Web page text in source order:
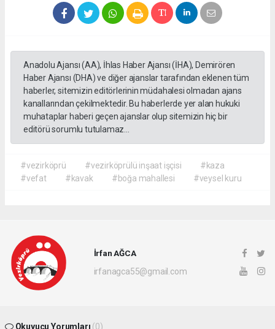
Anadolu Ajansı (AA), İhlas Haber Ajansı (İHA), Demirören
Haber Ajansı (DHA) ve diğer ajanslar tarafından eklenen tüm
haberler, sitemizin editörlerinin müdahalesi olmadan ajans
kanallarından çekilmektedir. Bu haberlerde yer alan hukuki
muhataplar haberi geçen ajanslar olup sitemizin hiç bir
editörü sorumlu tutulamaz...
#vezirköprü #vezirköprülü inşaat işçisi
#kaza
#vefat
#kavak #boğa mahallesi #veysel kuru
İrfan AĞCA
irfanagca55@gmail.com
Okuyucu Yorumları (0)